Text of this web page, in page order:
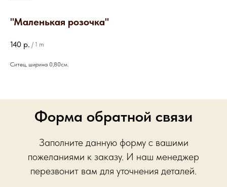
"Маленькая розочка"
140 р. / 1 m
Ситец, ширина 0,80см.
Форма обратной связи
Заполните данную форму с вашими
пожеланиями к заказу. И наш менеджер
перезвонит вам для уточнения деталей.